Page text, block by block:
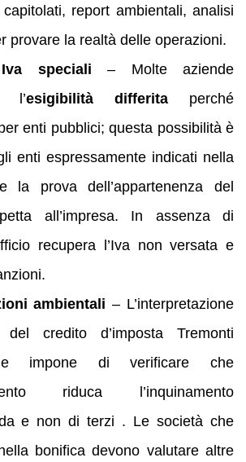
capitolati, report ambientali, analisi
provare la realtà delle operazioni.
speciali – Molte aziende
l’esigibilità differitaperché
enti pubblici; questa possibilità è
enti espressamente indicati nella
la prova dell’appartenenza del
all’impresa. In assenza di
recupera l’Iva non versata e
ambientali – L’interpretazione
del credito d’imposta Tremonti
impone di verificare che
riduca l’inquinamento
e non di terzi . Le società che
bonifica devono valutare altre